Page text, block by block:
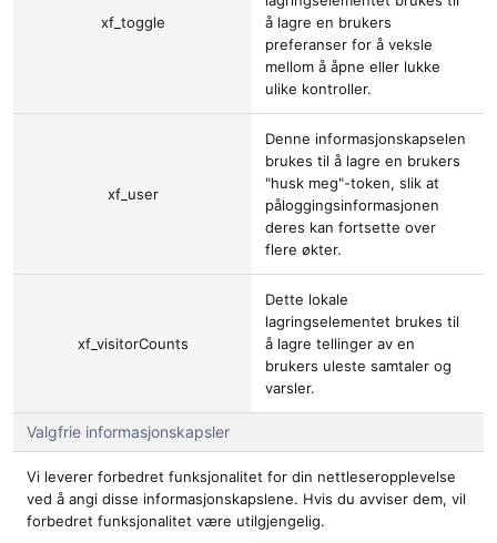
xf_toggle
å lagre en brukers
preferanser for å veksle
mellom å åpne eller lukke
ulike kontroller.
xf_user
Denne informasjonskapselen
brukes til å lagre en brukers
"husk meg"-token, slik at
påloggingsinformasjonen
deres kan fortsette over
flere økter.
xf_visitorCounts
Dette lokale
lagringselementet brukes til
å lagre tellinger av en
brukers uleste samtaler og
varsler.
Valgfrie informasjonskapsler
Vi leverer forbedret funksjonalitet for din nettleseropplevelse
ved å angi disse informasjonskapslene. Hvis du avviser dem, vil
forbedret funksjonalitet være utilgjengelig.